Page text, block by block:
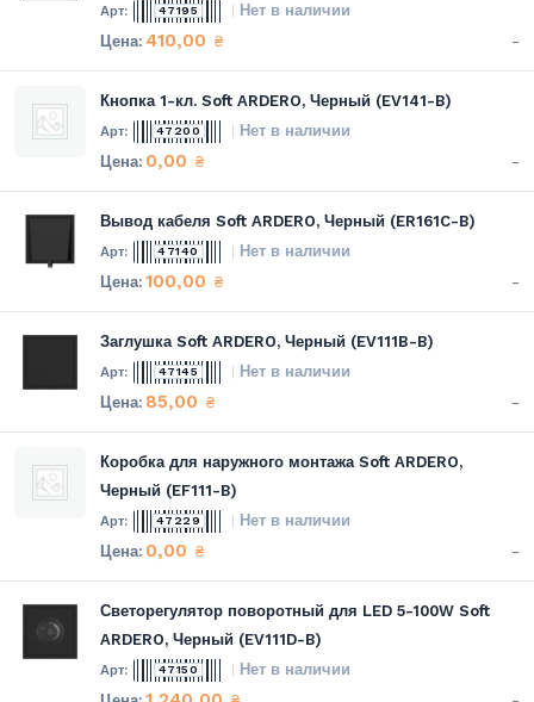
47195 Нет в наличии
410,00 ₴ -
Кнопка 1-кл. Soft ARDERO, Черный (EV141-B)
47200 Нет в наличии
0,00 ₴ -
Вывод кабеля Soft ARDERO, Черный (ER161C-B)
47140 Нет в наличии
100,00 ₴ -
Заглушка Soft ARDERO, Черный (EV111B-B)
47145 Нет в наличии
85,00 ₴ -
Коробка для наружного монтажа Soft ARDERO,
Черный (EF111-B)
47229 Нет в наличии
0,00 ₴ -
Светорегулятор поворотный для LED 5-100W Soft
ARDERO, Черный (EV111D-B)
47150 Нет в наличии